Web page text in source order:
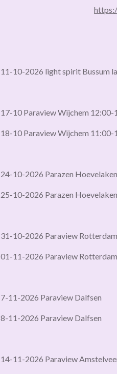
11-10-2026 light spirit Bussum
17-10 Paraview Wijchem 12:00-
18-10 Paraview Wijchem 11:00-
24-10-2026 Parazen Hoevelaken
25-10-2026 Parazen Hoevelaken
31-10-2026 Paraview Rotterdam
01-11-2026 Paraview Rotterdam
7-11-2026 Paraview Dalfsen
8-11-2026 Paraview Dalfsen
14-11-2026 Paraview